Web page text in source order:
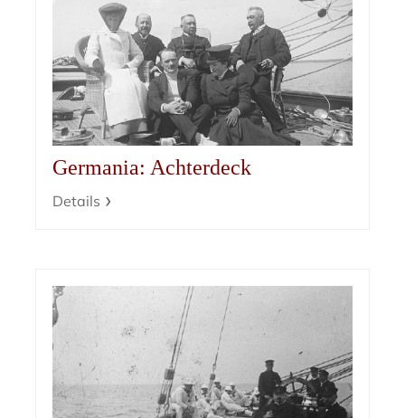
Germania: Achterdeck
Details